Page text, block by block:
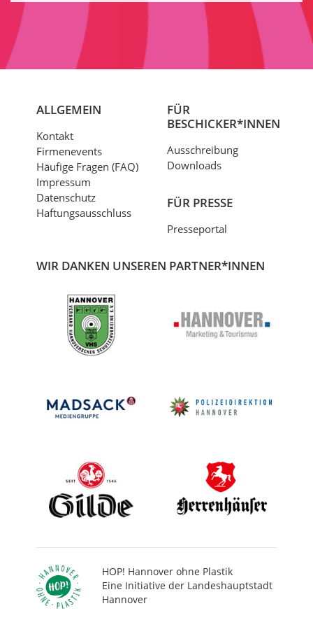
WIR DANKEN UNSEREN PARTNER*INNEN
HOP! Hannover ohne Plastik
Eine Initiative der Landeshauptstadt
Hannover
ALLGEMEIN
Kontakt
Firmenevents
Häufige Fragen (FAQ)
Impressum
Datenschutz
Haftungsausschluss
FÜR
BESCHICKER*INNEN
Ausschreibung
Downloads
FÜR PRESSE
Presseportal